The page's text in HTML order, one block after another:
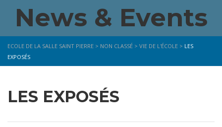
News & Events
ECOLE DE LA SALLE SAINT PIERRE > NON CLASSÉ > VIE DE L'ÉCOLE > LES
EXPOSÉS
LES EXPOSÉS